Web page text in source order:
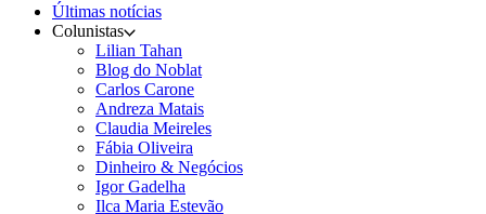
Últimas notícias
Colunistas
Lilian Tahan
Blog do Noblat
Carlos Carone
Andreza Matais
Claudia Meireles
Fábia Oliveira
Dinheiro & Negócios
Igor Gadelha
Ilca Maria Estevão